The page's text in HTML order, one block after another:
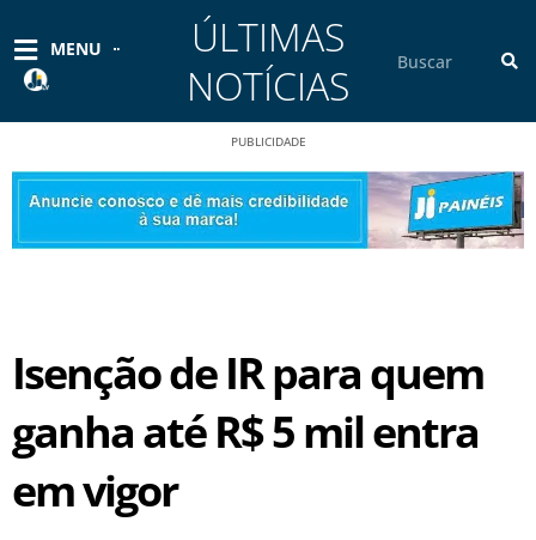
conteúdo
MENU
ÚLTIMAS
NOTÍCIAS
PUBLICIDADE
Isenção de IR para quem
ganha até R$ 5 mil entra
em vigor